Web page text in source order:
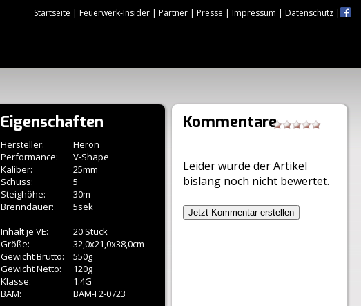
Startseite | Feuerwerk-Insider | Partner | Presse | Impressum | Datenschutz |
Eigenschaften
Hersteller:
Heron
Performance:
V-Shape
Kaliber:
25mm
Schuss:
5
Steighöhe:
30m
Brenndauer:
5sek
Inhalt je VE:
20 Stück
Größe:
32,0x21,0x38,0cm
Gewicht Brutto:
550g
Gewicht Netto:
120g
Klasse:
1.4G
BAM:
BAM-F2-0723
Kommentare
Leider wurde der Artikel
bislang noch nicht bewertet.
Jetzt Kommentar erstellen